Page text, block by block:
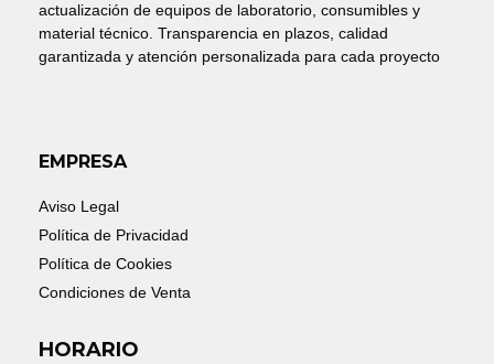
actualización de equipos de laboratorio, consumibles y
material técnico. Transparencia en plazos, calidad
garantizada y atención personalizada para cada proyecto
EMPRESA
Aviso Legal
Política de Privacidad
Política de Cookies
Condiciones de Venta
HORARIO